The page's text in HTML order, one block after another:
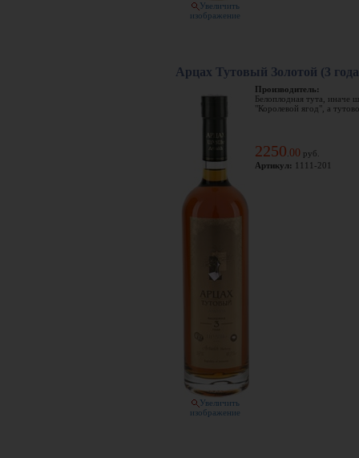
Увеличить
изображение
Арцах Тутовый Золотой (3
Увеличить
изображение
Производитель:
Белоплодная тута, иначе
"Королевой ягод", а
2250 00 руб.
Артикул: 1111-201